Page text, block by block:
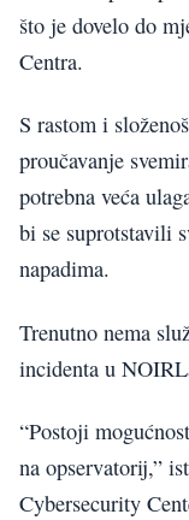
što je dovelo do
Centra.
S rastom i
proučavanje
potrebna veća
bi se suprotstavili
napadima.
Trenutno nema
incidenta u
“Postoji
na opservatorij,”
Cybersecurity